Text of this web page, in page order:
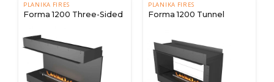
PLANIKA FIRES
Forma 1200 Three-Sided
PLANIKA FIRES
Forma 1200 Tunnel